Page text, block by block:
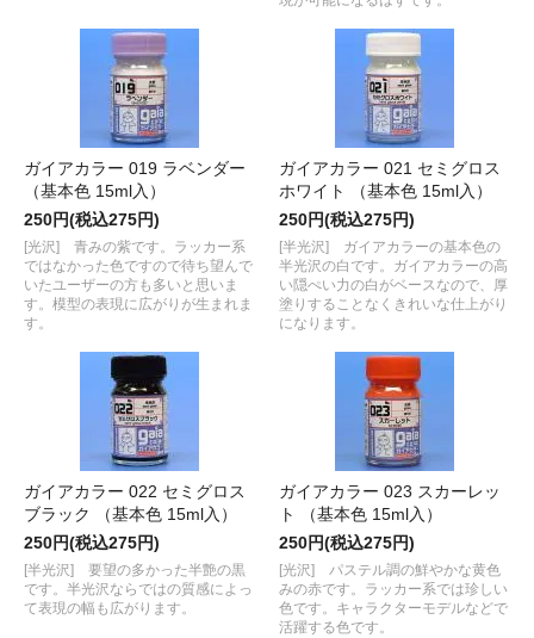
ガイアカラー 019 ラベンダー
（基本色 15ml入）
250円(税込275円)
[光沢] 青みの紫です。ラッカー系
ではなかった色ですので待ち望んで
いたユーザーの方も多いと思いま
す。模型の表現に広がりが生まれま
す。
ガイアカラー 021 セミグロス
ホワイト （基本色 15ml入）
250円(税込275円)
[半光沢] ガイアカラーの基本色の
半光沢の白です。ガイアカラーの高
い隠ぺい力の白がベースなので、厚
塗りすることなくきれいな仕上がり
になります。
ガイアカラー 022 セミグロス
ブラック （基本色 15ml入）
250円(税込275円)
[半光沢] 要望の多かった半艶の黒
です。半光沢ならではの質感によっ
て表現の幅も広がります。
ガイアカラー 023 スカーレッ
ト （基本色 15ml入）
250円(税込275円)
[光沢] パステル調の鮮やかな黄色
みの赤です。ラッカー系では珍しい
色です。キャラクターモデルなどで
活躍する色です。